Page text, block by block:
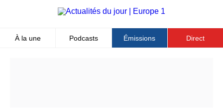
TopÀ la une Podcasts Émissions Direct